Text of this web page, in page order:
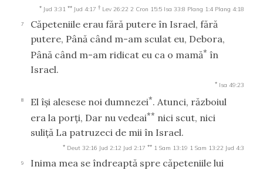
* Jud 3:31 ** Jud 4:17 † Lev 26:22 2 Cron 15:5 Isa 33:8 Plang 1:4 Plang 4:18
7
Căpeteniile erau fără putere în Israel, fără
putere, Până când m-am sculat eu, Debora,
Până când m-am ridicat eu ca o mamă* în
Israel.
* Isa 49:23
8 El îşi alesese noi dumnezei*. Atunci, războiul
era la porţi, Dar nu vedeai** nici scut, nici
suliţă La patruzeci de mii în Israel.
* Deut 32:16 Jud 2:12 Jud 2:17 ** 1 Sam 13:19 1 Sam 13:22 Jud 4:3
9
Inima mea se îndreaptă spre căpeteniile lui